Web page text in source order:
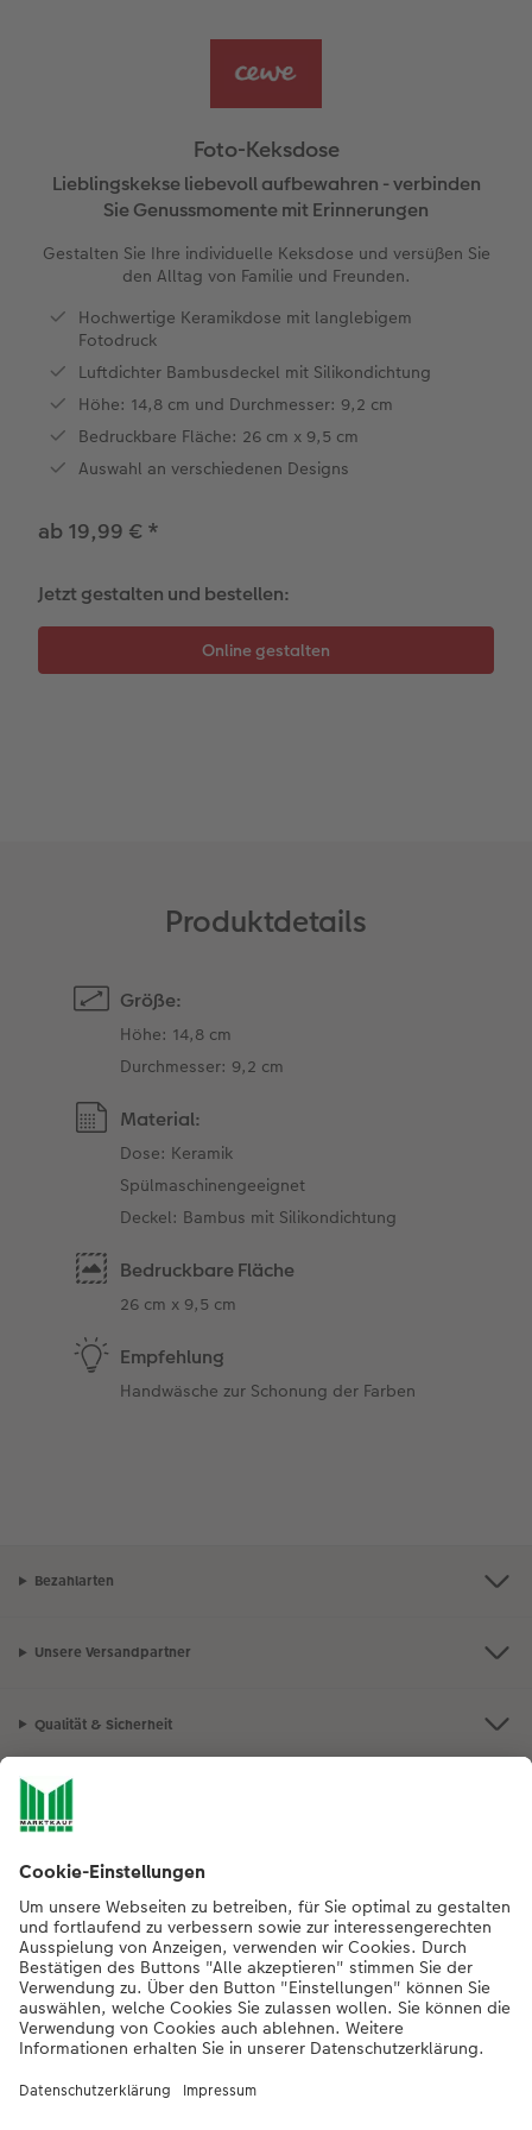
Jahrbuch gestalten
Panoramaseite
Schuber
Foto-Kochbuch
Kundenbeispiele
Webinare
CEWE myPhotos
Gestaltungsideen
Anleitungen & Hilfe
Nature Prints
Premium Poster
Fotosticker
Sofortfotos
Fotos digitalisieren
CEWE myPhotos
Neuheiten
Extras
Photo Streetmap Poster
Alu-Dibond
Foto auf Holz
Gallery Print
hexxas
Willkommensschild
Wandgestaltung
Mehrteiler
im Wunschformat
Dankeskarten Kommunion
Urlaubsgrüße
Weitere Anlässe
Klappkarten
Fotokarten
Postkarten
Karte mit Einsteckfoto
Einzelkarten
Digitale Grußkarte
Foto-Geschenkbox
Art Prints
Faber-Castell
Haustierwelt
Geschenkideen
Kundenbeispiele
CEWE Geschenkgutschein
CEWE myPhotos
Papierqualitäten
NEU: Wandkalender Fineline
Kalender-Kundenbeispiele
Extras
CEWE myPhotos
Max Case
PopGrip
Cardholder
Neuheiten
nachhaltiger Schenken
Liebe schenken
Geburtstagsgeschenke
Kundenbeispiele
Foto- & Bastelkalender
Foto-Keksdose
Lieblingskekse liebevoll aufbewahren - verbinden
Sie Genussmomente mit Erinnerungen
Gestalten Sie Ihre individuelle Keksdose und versüßen Sie
den Alltag von Familie und Freunden.
Hochwertige Keramikdose mit langlebigem
Fotodruck
Luftdichter Bambusdeckel mit Silikondichtung
Höhe: 14,8 cm und Durchmesser: 9,2 cm
Bedruckbare Fläche: 26 cm x 9,5 cm
Auswahl an verschiedenen Designs
ab 19,99 € *
Jetzt gestalten und bestellen:
Produktdetails
Größe:
Höhe: 14,8 cm
Durchmesser: 9,2 cm
Material:
Dose: Keramik
Spülmaschinengeeignet
Deckel: Bambus mit Silikondichtung
Bedruckbare Fläche
26 cm x 9,5 cm
Empfehlung
Handwäsche zur Schonung der Farben
Bezahlarten
Unsere Versandpartner
Qualität & Sicherheit
Nachhaltigkeit bei CEWE
Mein Fotoservice
Informationen
Sortiment
Inspirationen